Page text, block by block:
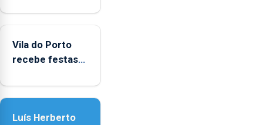
Biblioteca de
Vila do Porto
recebe festas
Nossa Senhora
Luís Herberto